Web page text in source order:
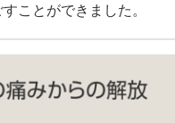
ことができました。